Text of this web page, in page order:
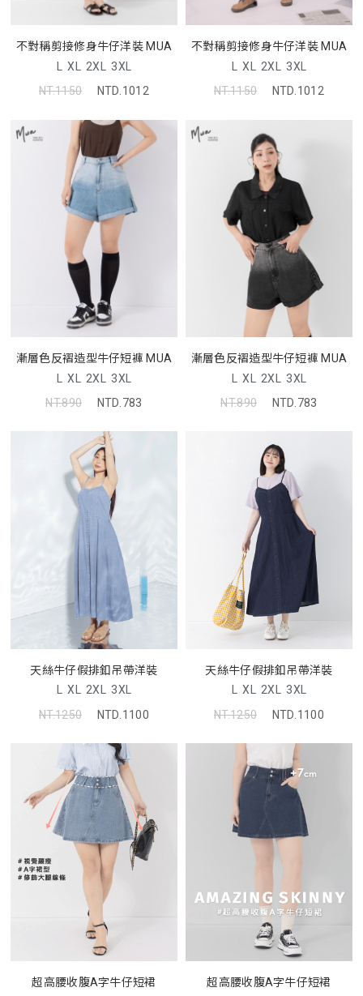
不對稱剪接修身牛仔洋裝 MUA
L XL 2XL 3XL
NT.1150
NTD.1012
不對稱剪接修身牛仔洋裝 MUA
L XL 2XL 3XL
NT.1150
NTD.1012
漸層色反褶造型牛仔短褲 MUA
L XL 2XL 3XL
NT.890
NTD.783
漸層色反褶造型牛仔短褲 MUA
L XL 2XL 3XL
NT.890
NTD.783
天絲牛仔假排釦吊帶洋裝
L XL 2XL 3XL
NT.1250
NTD.1100
天絲牛仔假排釦吊帶洋裝
L XL 2XL 3XL
NT.1250
NTD.1100
超高腰收腹A字牛仔短裙
超高腰收腹A字牛仔短裙